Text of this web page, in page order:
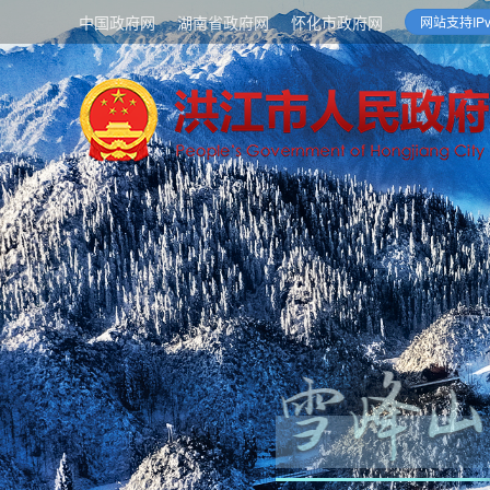
中国政府网 湖南省政府网 怀化市政府网 网站支持